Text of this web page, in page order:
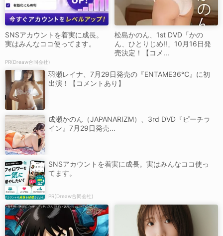
SNSアカウントを着実に成長。
実はみんなココ使ってます。
PR(Dreaw合同会社)
松島かのん、1st DVD「かの
ん、ひとりじめ!!」10月16日発
売決定！【コメ...
羽瀬レイナ、7月29日発売の『ENTAME36℃』に初
出演！【コメントあり】
成瀬かのん（JAPANARIZM）、3rd DVD『ピーチラ
イン』7月29日発売...
SNSアカウントを着実に成長。実はみんなココ使っ
てます。
PR(Dreaw合同会社)